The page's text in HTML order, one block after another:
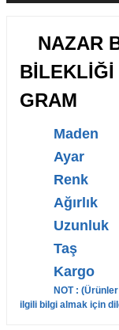
NAZAR
BİLEKLİĞİ
GRAM
Maden
Ayar
Renk
Uzunluk
Taş
Kargo
NOT : (
ilgili bilgi almak için